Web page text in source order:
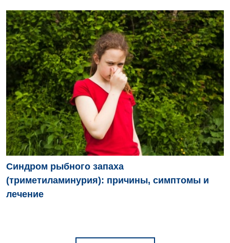
Детская неврология
Детская ортопедия и травматология
Детская оториноларингология
Детская офтальмология
Детская урология
Детская хирургия
Детская эндокринология
Педиатрия
Синдром рыбного запаха
(триметиламинурия): причины, симптомы и
лечение